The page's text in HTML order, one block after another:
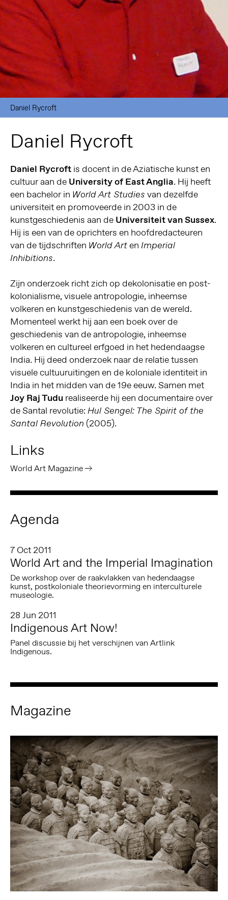
Daniel Rycroft
Daniel Rycroft
Daniel Rycroftis docent in de Aziatische kunst en
cultuur aan de University of East Anglia. Hij heeft
een bachelor in World Art Studies van dezelfde
universiteit en promoveerde in 2003 in de
kunstgeschiedenis aan de Universiteit van Sussex.
Hij is een van de oprichters en hoofdredacteuren
van de tijdschriften World Arten Imperial
Inhibitions.
Zijn onderzoek richt zich op dekolonisatie en post-
kolonialisme, visuele antropologie, inheemse
volkeren en kunstgeschiedenis van de wereld.
Momenteel werkt hij aan een boek over de
geschiedenis van de antropologie, inheemse
volkeren en cultureel erfgoed in het hedendaagse
India. Hij deed onderzoek naar de relatie tussen
visuele cultuuruitingen en de koloniale identiteit in
India in het midden van de 19e eeuw. Samen met
Joy Raj Tudu realiseerde hij een documentaire over
de Santal revolutie: Hul Sengel: The Spirit of the
Santal Revolution (2005).
Links
World Art Magazine
Agenda
7 Oct 2011
World Art and the Imperial Imagination
De workshop over de raakvlakken van hedendaagse
kunst, postkoloniale theorievorming en interculturele
museologie.
28 Jun 2011
Indigenous Art Now!
Panel discussie bij het verschijnen van Artlink
Indigenous.
Magazine